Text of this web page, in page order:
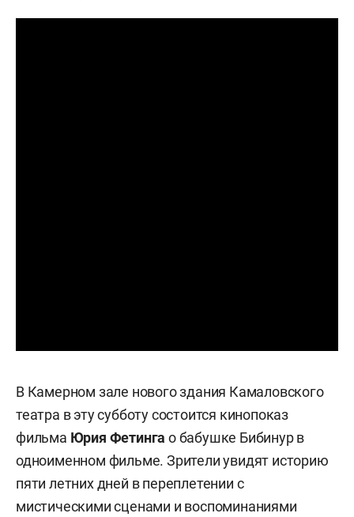
В Камерном зале нового здания Камаловского
театра в эту субботу состоится кинопоказ
фильма Юрия Фетинга о бабушке Бибинур в
одноименном фильме. Зрители увидят историю
пяти летних дней в переплетении с
мистическими сценами и воспоминаниями